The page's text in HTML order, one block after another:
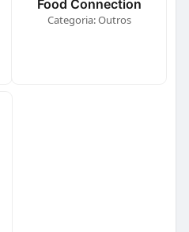
Food Connection
Categoria: Outros